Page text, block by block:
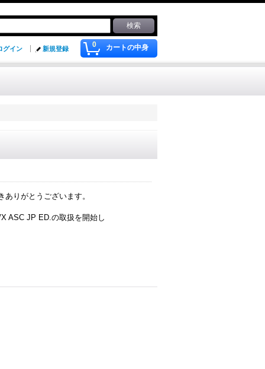
0 カートの中身
グイン 新規登録
りがとうございます。
ASC JP ED.の取扱を開始し